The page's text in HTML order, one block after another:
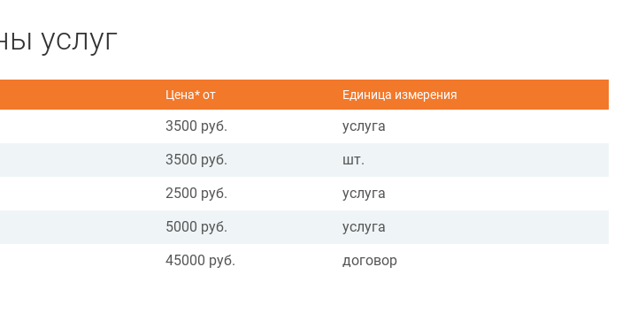
услуг
Цена* от Единица измерения
3500 руб.
услуга
3500 руб.
шт.
2500 руб.
услуга
5000 руб.
услуга
45000 руб. договор